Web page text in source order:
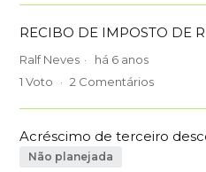
RECIBO DE IMPOSTO DE
Ralf Neves
há 6 anos
1 Voto 2 Comentários
Acréscimo de terceiro
Não planejada